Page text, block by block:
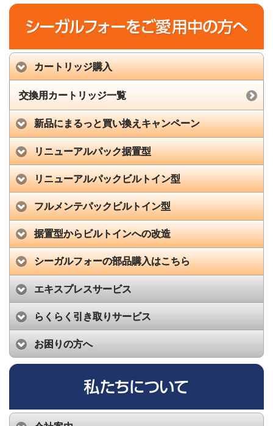
カートリッジ購入
交換用カートリッジ一覧
新品にまるっと買い換えキャンペーン
リニューアルパック据置型
リニューアルパックビルトイン型
フルメンテパックビルトイン型
据置型からビルトインへの改造
シーガルフォーの部品購入はこちら
エキスプレスサービス
らくらく引き取りサービス
お困りの方へ